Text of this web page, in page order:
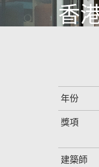
香
年份
獎項
建築師